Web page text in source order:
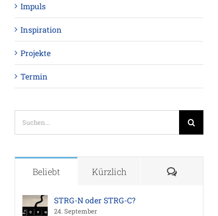
Impuls
Inspiration
Projekte
Termin
Beliebt Kürzlich
STRG-N oder STRG-C?
24. September